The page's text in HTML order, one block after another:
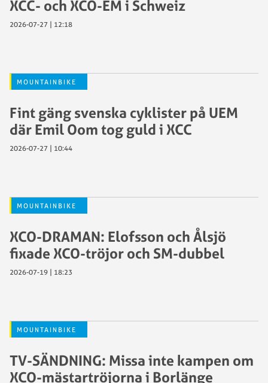
XCC- och XCO-EM i Schweiz
2026-07-27 | 12:18
MOUNTAINBIKE
Fint gäng svenska cyklister på UEM
där Emil Oom tog guld i XCC
2026-07-27 | 10:44
MOUNTAINBIKE
XCO-DRAMAN: Elofsson och Ålsjö
fixade XCO-tröjor och SM-dubbel
2026-07-19 | 18:23
MOUNTAINBIKE
TV-SÄNDNING: Missa inte kampen om
XCO-mästartröjorna i Borlänge